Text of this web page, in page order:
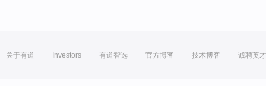
关于有道 Investors 有道智选 官方博客 技术博客 诚聘英才